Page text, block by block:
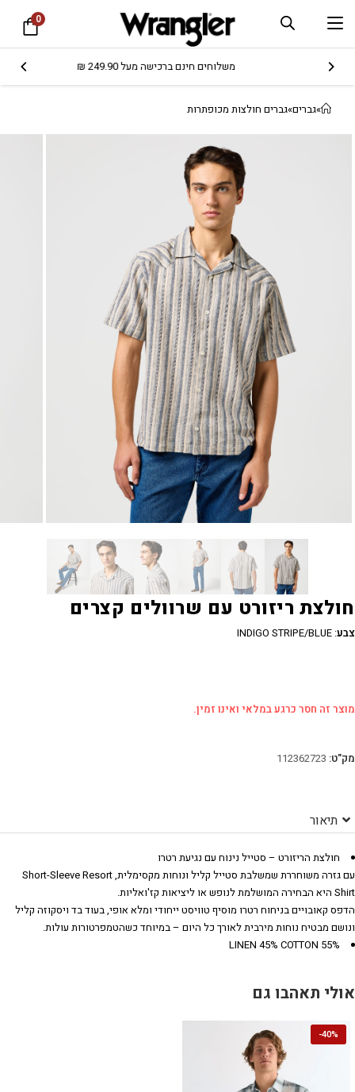
0
משלוחים חינם ברכישה מעל 249.90 ₪
»גברים»גברים חולצות מכופתרות
חולצת ריזורט עם שרוולים קצרים
צבע:
INDIGO STRIPE/BLUE
מוצר זה חסר כרגע במלאי ואינו זמין.
מק"ט: 112362723
תיאור
חולצת הריזורט – סטייל נינוח עם נגיעת רטרו
עם גזרה משוחררת שמשלבת סטייל קליל ונוחות מקסימלית, Short-Sleeve Resort
Shirt היא הבחירה המושלמת לנופש או ליציאות קז'ואליות.
הדפס קאובויים בניחוח רטרו מוסיף טוויסט ייחודי ומלא אופי, בעוד בד ויסקוזה קליל
ונושם מבטיח נוחות מירבית לאורך כל היום – במיוחד כשהטמפרטורות עולות.
55% LINEN 45% COTTON
אולי תאהבו גם
40%
-